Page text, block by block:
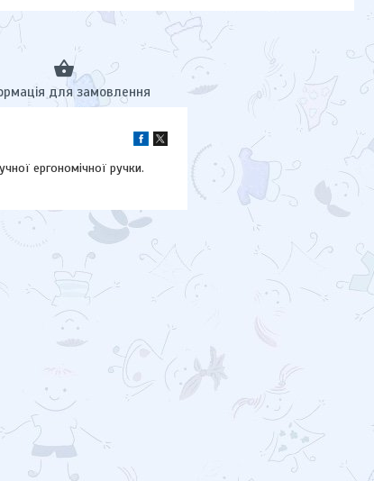
для замовлення
ергономічної ручки.